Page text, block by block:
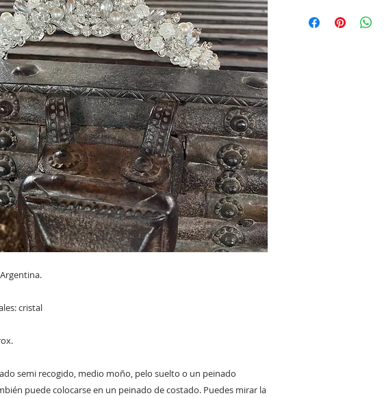
cristal
semi recogido, medio moño, pelo suelto o un peinado
puede colocarse en un peinado de costado. Puedes mirar la